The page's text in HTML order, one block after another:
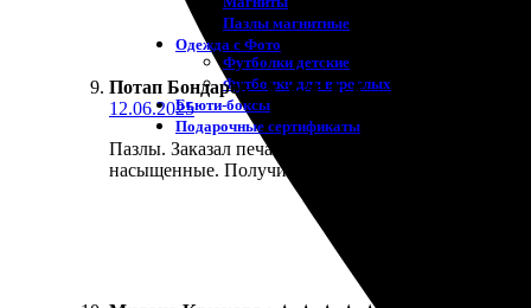
Пазлы магнитные
Одежда с Фото
Футболки детские
Футболки для взрослых
Бьюти-боксы
Подарочные сертификаты
Потап Бондарев : ★ ★ ★ ★ ★
12.06.2025
Пазлы. Заказал печать фото 20х20. Всё прошло
насыщенные. Получил за неделю, упаковка